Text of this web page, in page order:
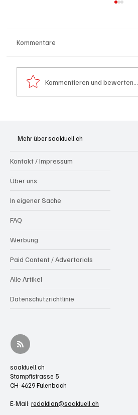
Offenheit statt Abschottung
Kommentare
Kommentieren und bewerten...
Mehr über soaktuell.ch
Kontakt / Impressum
Über uns
In eigener Sache
FAQ
Werbung
Paid Content / Advertorials
Alle Artikel
Datenschutzrichtlinie
soaktuell.ch
Stampfistrasse 5
CH-4629 Fulenbach
E-Mail: redaktion@soaktuell.ch